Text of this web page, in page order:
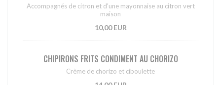
Accompagnés de citron et d'une mayonnaise au citron vert
maison
10,00 EUR
CHIPIRONS FRITS CONDIMENT AU CHORIZO
Crème de chorizo et ciboulette